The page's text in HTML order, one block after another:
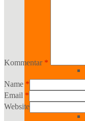
Kommentar *
Name *
Email *
Website